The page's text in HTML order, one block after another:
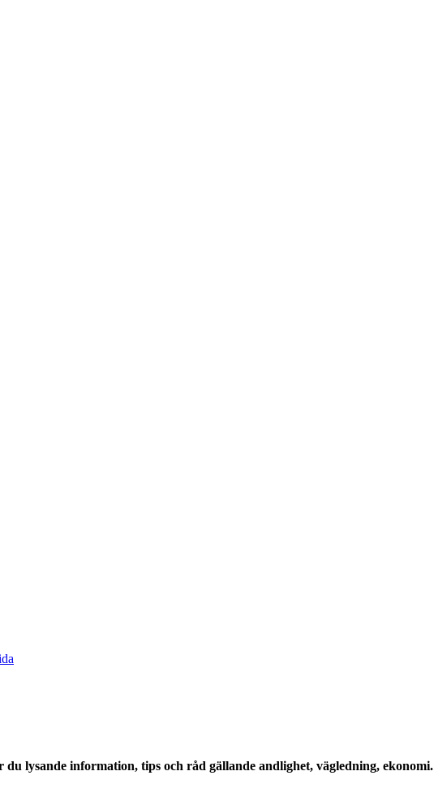
lysande information, tips och råd gällande andlighet, vägledning, ekonomi.